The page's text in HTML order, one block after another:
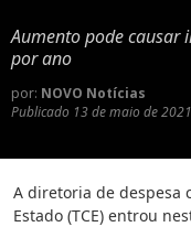
Aumento pode causar
por ano
por: NOVO Notícias
Publicado 13 de maio de
A diretoria de despesa
Estado (TCE) entrou